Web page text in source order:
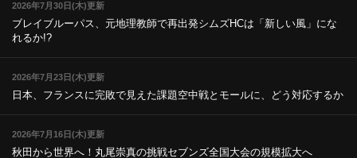
2026年7月30日(木)更新
ブレイブルーパス、元地理教師で再出発シムズHCは「新しい風」にな
れるか!?
2026年7月23日(木)更新
日本、フランスに完敗で見えた課題空中戦とモールに、どう対応するか
2026年7月16日(木)更新
秋田から世界へ！丸尾崇真の挑戦セブンズ全国大会の規模拡大へ